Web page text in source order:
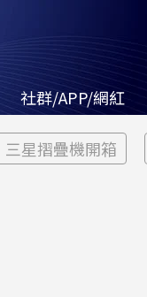
社群/APP/網紅
三星摺疊機開箱